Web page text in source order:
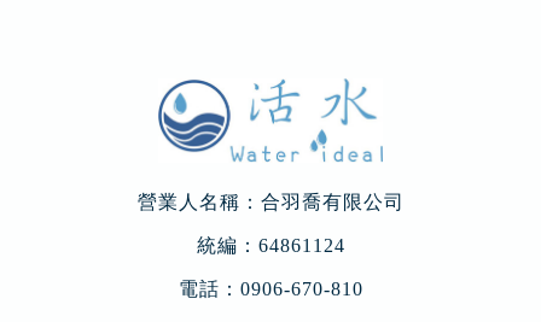
營業人名稱：合羽喬有限公司
統編：64861124
電話： 0906-670-810